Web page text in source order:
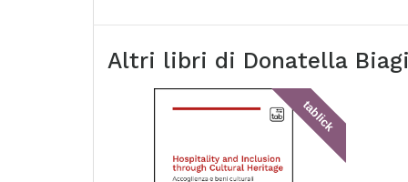
Altri libri di Donatella
tablick